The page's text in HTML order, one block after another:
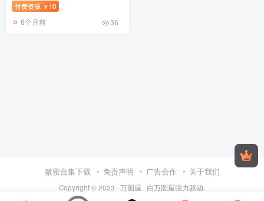
付费资源 ¥ 10
6个月前 36
微密合集下载 免责声明 广告合作 关于我们
Copyright © 2023 · 万图屋 · 由万图屋强力驱动.